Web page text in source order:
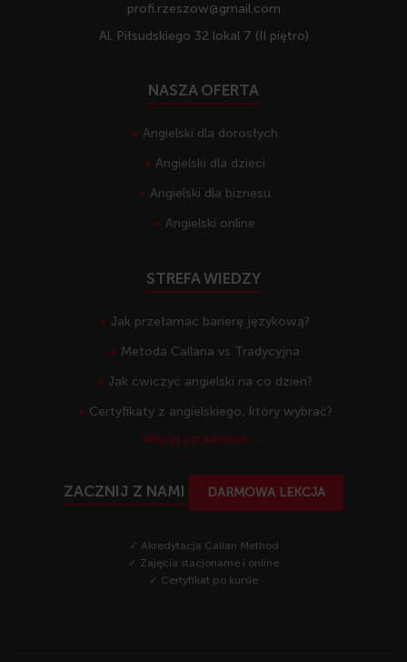
profi.rzeszow@gmail.com
Al. Piłsudskiego 32 lokal 7 (II piętro)
NASZA OFERTA
Angielski dla dorosłych
Angielski dla dzieci
Angielski dla biznesu
Angielski online
STREFA WIEDZY
Jak przełamać barierę językową?
Metoda Callana vs Tradycyjna
Jak ćwiczyć angielski na co dzień?
Certyfikaty z angielskiego, który wybrać?
Więcej poradników →
ZACZNIJ Z NAMI DARMOWA LEKCJA
✓ Akredytacja Callan Method
✓ Zajęcia stacjonarne i online
✓ Certyfikat po kursie